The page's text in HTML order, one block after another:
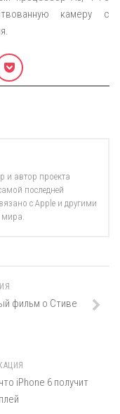
камеру с
и автор проекта
последней
с Apple и другими
мира.
фильм о Стиве
iPhone 6 получит